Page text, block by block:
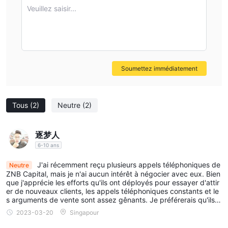
frais de retrait associés constituent des inconvénients notables
en effet, ZNB Capital se trouve sous surveillance car il
fonctionne actuellement sans réglementation appropriée. cela
pose un risque important pour ceux qui envisagent d’investir ou
réglementation devrait conduire tous les clients potentiels à
Instruments de marché
Actions ordinaires :
bénéfices de l’entreprise, le cas échéant. Les exemples incluent
les actions d’Apple Inc. et de Microsoft Corporation.
Actions privilégiées :Ce sont également des actions de
propriété dans une entreprise, mais elles ont une priorité plus
élevée pour le paiement des dividendes que les actions
Tous (2) Neutre (2)
逐梦人
6-10 ans
Neutre
J'ai récemment reçu plusieurs appels téléphoniques de
ZNB Capital, mais je n'ai aucun intérêt à négocier avec eux. Bien
que j'apprécie les efforts qu'ils ont déployés pour essayer d'attir
er de nouveaux clients, les appels téléphoniques constants et le
s arguments de vente sont assez gênants. Je préférerais qu'ils r
espectent ma décision et arrêtent de me contacter.
2023-03-20 Singapour
Veuillez saisir...
Soumettez immédiatement